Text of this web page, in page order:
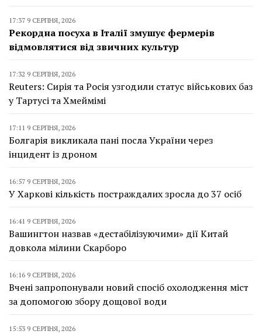
17:37 9 СЕРПНЯ, 2026
Рекордна посуха в Італії змушує фермерів
відмовлятися від звичних культур
17:32 9 СЕРПНЯ, 2026
Reuters: Сирія та Росія узгодили статус військових баз
у Тартусі та Хмеймімі
17:11 9 СЕРПНЯ, 2026
Болгарія викликала пані посла України через
інцидент із дроном
16:57 9 СЕРПНЯ, 2026
У Харкові кількість постраждалих зросла до 37 осіб
16:41 9 СЕРПНЯ, 2026
Вашингтон назвав «дестабілізуючими» дії Китай
довкола мілини Скарборо
16:16 9 СЕРПНЯ, 2026
Вчені запропонували новий спосіб охолодження міст
за допомогою збору дощової води
15:53 9 СЕРПНЯ, 2026